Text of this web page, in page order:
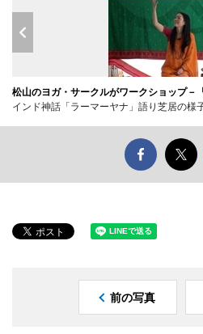
松山のヨガ・サークルがワークショップ－
インド神話「ラーマーヤナ」語り芝居の様
前の写真